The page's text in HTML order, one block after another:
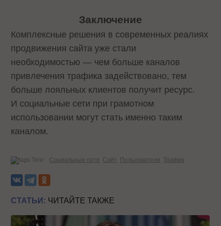
Заключение
Комплексные решения в современных реалиях
продвижения сайта уже стали
необходимостью — чем больше каналов
привлечения трафика задействовано, тем
больше лояльных клиентов получит ресурс.
И социальные сети при грамотном
использовании могут стать именно таким
каналом.
Теги: Социальные сети Сайт Пользователи Трафик
СТАТЬИ: ЧИТАЙТЕ ТАКЖЕ